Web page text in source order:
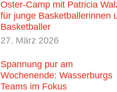
Oster-Camp mit Patricia
für junge Basketballerinnen
Basketballer
27. März 2026
Spannung pur am
Wochenende: Wasserburgs
Teams im Fokus